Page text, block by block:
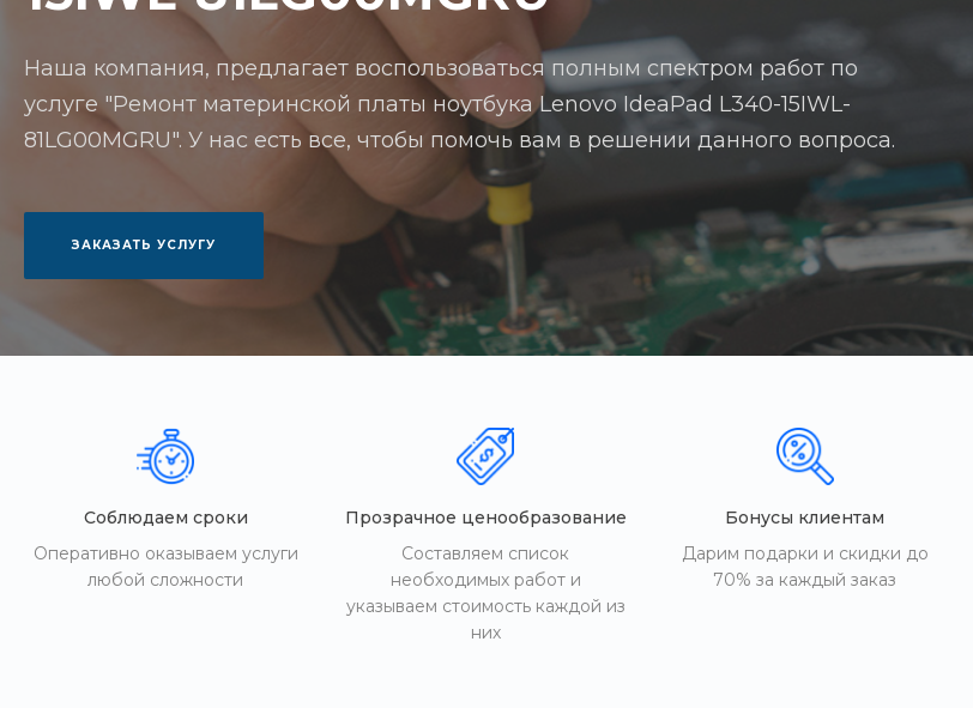
Наша компания, предлагает воспользоваться полным спектром работ по
услуге "Ремонт материнской платы ноутбука Lenovo IdeaPad L340-15IWL-
81LG00MGRU". У нас есть все, чтобы помочь вам в решении данного вопроса.
ЗАКАЗАТЬ УСЛУГУ
Соблюдаем сроки
Оперативно оказываем услуги
любой сложности
Прозрачное ценообразование
Составляем список
необходимых работ и
указываем стоимость каждой из
них
Бонусы клиентам
Дарим подарки и скидки до
70% за каждый заказ